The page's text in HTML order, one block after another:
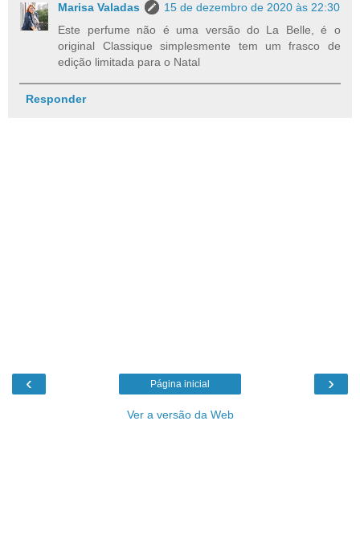
Marisa Valadas
15 de dezembro de 2020 às 22:30
Este perfume não é uma versão do La Belle, é o
original Classique simplesmente tem um frasco de
edição limitada para o Natal
Responder
‹ ›
Página inicial
Ver a versão da Web